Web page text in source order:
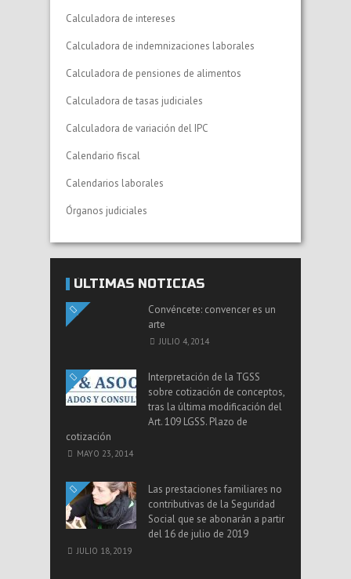
Calculadora de intereses
Calculadora de indemnizaciones laborales
Calculadora de pensiones de alimentos
Calculadora de tasas judiciales
Calculadora de variación del IPC
Calendario fiscal
Calendarios laborales
Órganos judiciales
ÚLTIMAS NOTICIAS
Convéncete: convencer es un
arte
JULIO 4, 2014
Interpretación de la TGSS
sobre cotización de conceptos,
tras la última modificación del
Art. 109 LGSS. Plazo de
cotización
MAYO 23, 2014
Las prestaciones familiares no
contributivas de la Seguridad
Social que se abonarán a partir
del 16 de julio de 2019
JULIO 18, 2019